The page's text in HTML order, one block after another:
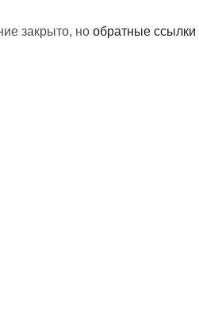
закрыто, но обратные ссылки